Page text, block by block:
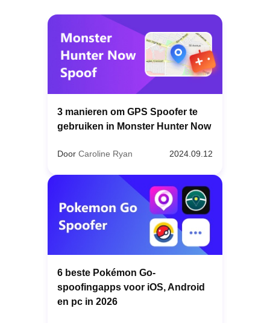
3 manieren om GPS Spoofer te
gebruiken in Monster Hunter Now
Door Caroline Ryan 2024.09.12
6 beste Pokémon Go-
spoofingapps voor iOS, Android
en pc in 2026